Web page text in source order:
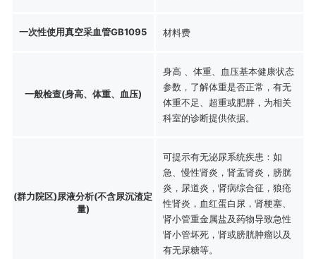
一次性使用真空采血管GB1095 材料费
一般检查(身高、体重、血压)
身高 、体重、血压基本健康状态
参数，了解体重是否正常，有无
体重不足、超重或肥胖，为相关
科室的诊断提供依据。
(群力院区)尿液分析(不含尿沉渣定
量)
可提示有无泌尿系统疾患：如
急、慢性肾炎，肾盂肾炎，膀胱
炎，尿道炎，肾病综合征，狼疮
性肾炎，血红蛋白尿，肾梗塞、
肾小管重金属盐及药物导致急性
肾小管坏死，肾或膀胱肿瘤以及
有无尿糖等。